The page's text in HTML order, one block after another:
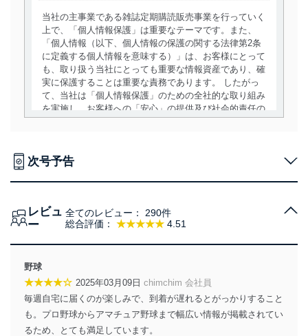
当社の主事業である雑誌定期購読販売事業を行っていく
上で、「個人情報保護」は重要なテーマです。また、
「個人情報（以下、個人情報の保護の関する法律第2条
に定義する個人情報を意味する）」は、お客様にとって
も、取り扱う当社にとっても重要な情報資産であり、確
実に保護することは重要な責務であります。 したがっ
て、当社は「個人情報保護」のための全社的な取り組み
を実施し、お客様への「安心」の提供及び社会的責任の
用目的を明確にし、本人の同意を得たうえで利用目的の
得・利用・提供を行います。また、当社が保有している
個人情報は、同意を得ずに目的外利用、第三者への提
措置を講じます。
法令遵守
当社は、個人情報に関連する法令、国が定める指針及び
次号予告
レビュ
ー
総合評価： ★★★★★ 4.51
全てのレビュー： 290件
野球
★★★★☆ 2025年03月09日 chimchim 会社員
毎週自宅に届くのが楽しみで、到着が遅れるとがっかりすること
も。プロ野球からアマチュア野球まで幅広い情報が掲載されてい
るため、とても満足しています。